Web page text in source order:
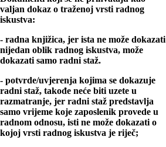
valjan dokaz o traženoj vrsti radnog
iskustva:
- radna knjižica, jer ista ne može dokazati
nijedan oblik radnog iskustva, može
dokazati samo radni staž.
- potvrde/uvjerenja kojima se dokazuje
radni staž, takođe neće biti uzete u
razmatranje, jer radni staž predstavlja
samo vrijeme koje zaposlenik provede u
radnom odnosu, isti ne može dokazati o
kojoj vrsti radnog iskustva je riječ;